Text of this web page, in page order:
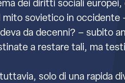
dei diritti sociali
mito sovietico in occidente
da decenni? – subito
a restare tali, ma
solo di una rapida